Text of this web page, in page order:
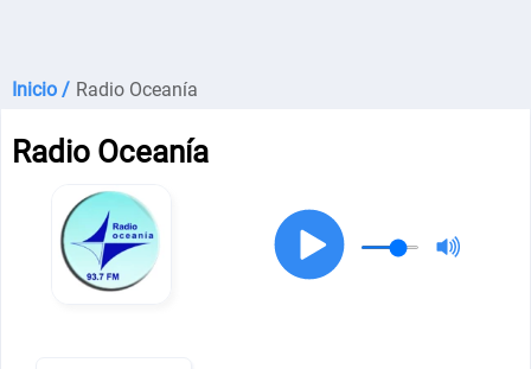
Inicio / Radio Oceanía
Radio Oceanía